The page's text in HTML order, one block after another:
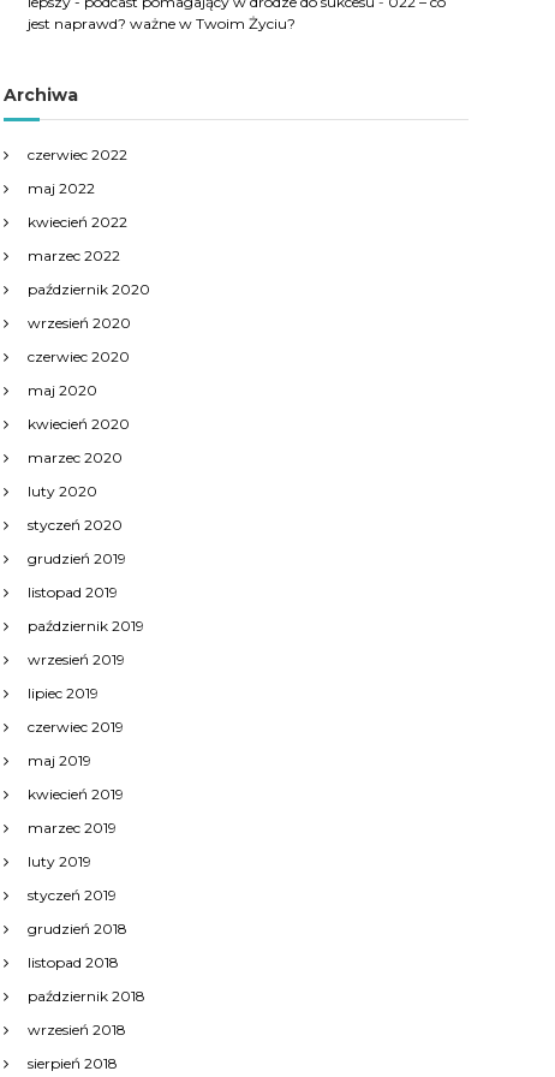
jest naprawd? ważne w Twoim Życiu?
Archiwa
czerwiec 2022
maj 2022
kwiecień 2022
marzec 2022
październik 2020
wrzesień 2020
czerwiec 2020
maj 2020
kwiecień 2020
marzec 2020
luty 2020
styczeń 2020
grudzień 2019
listopad 2019
październik 2019
wrzesień 2019
lipiec 2019
czerwiec 2019
maj 2019
kwiecień 2019
marzec 2019
luty 2019
styczeń 2019
grudzień 2018
listopad 2018
październik 2018
wrzesień 2018
sierpień 2018